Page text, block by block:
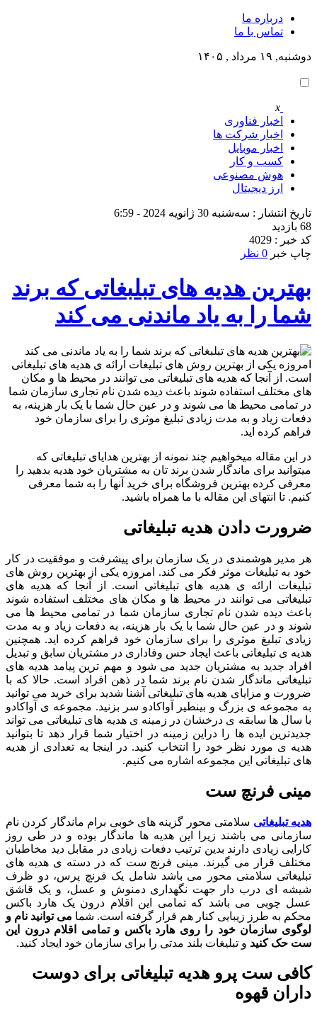
درباره ما
تماس با ما
دوشنبه, ۱۹ مرداد , ۱۴۰۵
x
اخبار فناوری
اخبار شرکت ها
اخبار موبایل
کسب و کار
هوش مصنوعی
ارز دیجیتال
تاریخ انتشار : سه‌شنبه 30 ژانویه 2024 - 6:59
68 بازدید
کد خبر : 4029
چاپ خبر 0 نظر
بهترین هدیه های تبلبغاتی که برند
شما را به یاد ماندنی می کند
امروزه یکی از بهترین روش های تبلیغات ارائه ی هدیه های تبلیغاتی
است. از آنجا که هدیه های تبلیغاتی می توانند در محیط ها و مکان
های مختلف استفاده شوند باعث دیده شدن نام تجاری سازمان شما
در تمامی محیط ها می شوند و در عین حال شما با یک بار هزینه، به
دفعات زیاد و به مدت زیادی تبلیغ موثری را برای سازمان خود
فراهم کرده اید.
در این مقاله میخواهیم چند نمونه از بهترین هدایای تبلیغاتی که
میتوانید برای ماندگار شدن برند تان به مشتریان خود هدیه بدهید را
معرفی کرده بهترین فروشگاه برای خرید آنها را به شما معرفی
کنیم. تا انتهای این مقاله با ما همراه باشید.
ضرورت دادن هدیه تبلیغاتی
هر مدیر هوشمندی در یک سازمان برای پیشرفت و موفقیت در کار
خود به تبلیغات موثر فکر می کند. امروزه یکی از بهترین روش های
تبلیغات ارائه ی هدیه های تبلیغاتی است. از آنجا که هدیه های
تبلیغاتی می توانند در محیط ها و مکان های مختلف استفاده شوند
باعث دیده شدن نام تجاری سازمان شما در تمامی محیط ها می
شوند و در عین حال شما با یک بار هزینه، به دفعات زیاد و به مدت
زیادی تبلیغ موثری را برای سازمان خود فراهم کرده اید. همچنین
هدیه ی تبلیغاتی باعث ایجاد حس وفاداری در مشتریان سابق و تبدیل
افراد جدید به مشتریان جدید می شود و مهم ترین پیامد هدیه های
تبلیغاتی ماندگار شدن نام برند شما در ذهن افراد است. حالا که با
ضرورت و مزایای هدیه های تبلیغاتی آشنا شدید برای خرید می توانید
به مجموعه ی بزرگ و بینطیر آواکادو سر بزنید. مجموعه ی آواکادو
با سال ها سابقه ی درخشان در زمینه ی هدیه های تبلیغاتی می تواند
جدیدترین ایده ها را دراین زمینه در اختیار شما قرار دهد تا بتوانید
هدیه ی مورد نظر خود را انتخاب کنید. در اینجا به تعدادی از هدیه
های تبلیغاتی این مجموعه اشاره می کنیم.
مینی فرنچ ست
هدیه تبلیغاتی سلامتی محور گزینه های خوبی برام ماندگار کردن نام
سازمانی می باشند زیرا این هدیه ها ماندگار بوده و در طی روز
کارایی زیادی دارند بدین ترتیب دفعات زیادی در مقابل دید مخاطبان
مختلف قرار می گیرند. مینی فرنچ ست که در دسته ی هدیه های
تبلیغاتی سلامتی محور می باشد شامل یک فرنچ پرس، دو ظرف
شیشه ای درب دار جهت نگهداری دمنوش و عسل، و یک قاشق
عسل چوبی می باشد که تمامی این اقلام درون یک هارد باکس
محکم به طرز زیبایی کنار هم قرار گرفته است. شما می توانید نام و
لوگوی سازمان خود را روی هارد باکس و تمامی اقلام درون این
ست حک کنید و تبلیغات بلند مدتی را برای سازمان خود ایجاد کنید.
کافی ست پرو هدیه تبلیغاتی برای دوست
داران قهوه